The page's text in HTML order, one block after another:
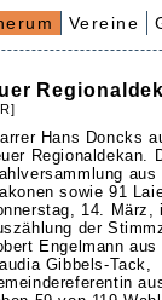
Vereine
Hans Doncks
Regionaldekan.
sowie 91
14. März,
der
Engelmann
Gibbels-Tack,